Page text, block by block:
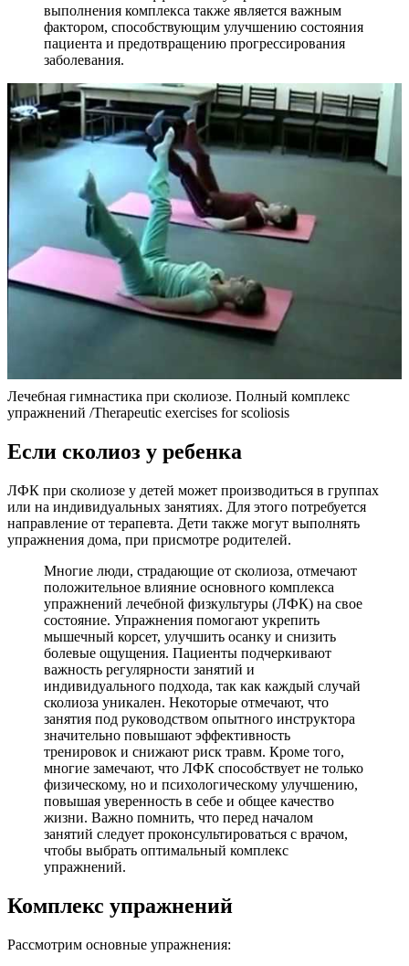
выполнения комплекса также является важным
фактором, способствующим улучшению состояния
пациента и предотвращению прогрессирования
заболевания.
Лечебная гимнастика при сколиозе. Полный комплекс
упражнений /Therapeutic exercises for scoliosis
Если сколиоз у ребенка
ЛФК при сколиозе у детей может производиться в группах
или на индивидуальных занятиях. Для этого потребуется
направление от терапевта. Дети также могут выполнять
упражнения дома, при присмотре родителей.
Многие люди, страдающие от сколиоза, отмечают
положительное влияние основного комплекса
упражнений лечебной физкультуры (ЛФК) на свое
состояние. Упражнения помогают укрепить
мышечный корсет, улучшить осанку и снизить
болевые ощущения. Пациенты подчеркивают
важность регулярности занятий и
индивидуального подхода, так как каждый случай
сколиоза уникален. Некоторые отмечают, что
занятия под руководством опытного инструктора
значительно повышают эффективность
тренировок и снижают риск травм. Кроме того,
многие замечают, что ЛФК способствует не только
физическому, но и психологическому улучшению,
повышая уверенность в себе и общее качество
жизни. Важно помнить, что перед началом
занятий следует проконсультироваться с врачом,
чтобы выбрать оптимальный комплекс
упражнений.
Комплекс упражнений
Рассмотрим основные упражнения: